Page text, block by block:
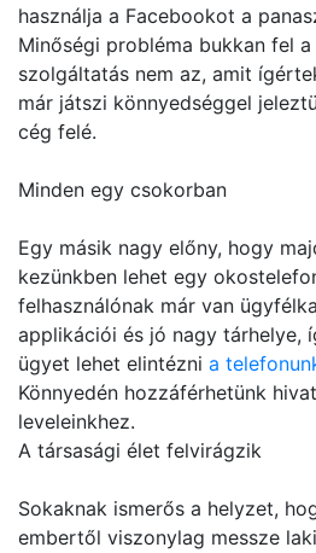
használja a Facebookot a
Minőségi probléma bukkan fel
szolgáltatás nem az, amit
már játszi könnyedséggel
cég felé.
Minden egy csokorban
Egy másik nagy előny, hogy
kezünkben lehet egy
felhasználónak már van
applikációi és jó nagy tárhelye,
ügyet lehet elintézni a
Könnyedén hozzáférhetünk
leveleinkhez.
A társasági élet felvirágzik
Sokaknak ismerős a helyzet,
embertől viszonylag messze